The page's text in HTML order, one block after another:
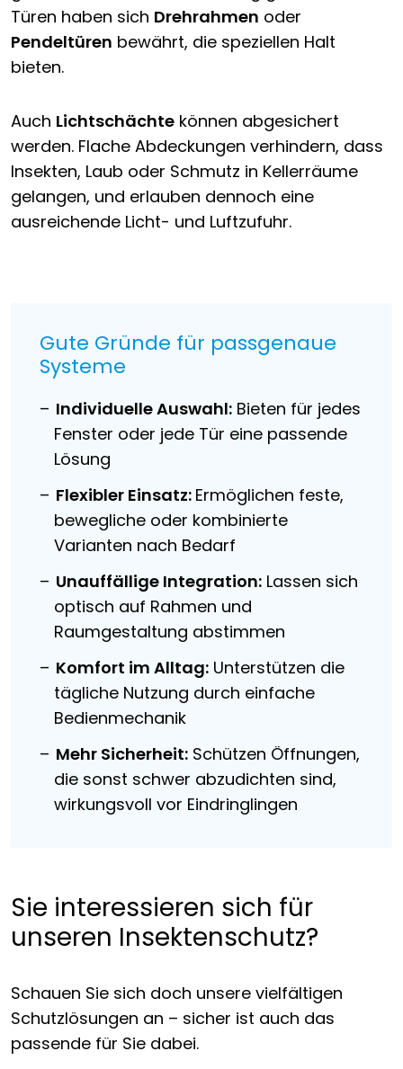
Türen haben sich Drehrahmen oder
Pendeltüren bewährt, die speziellen Halt
bieten.
Auch Lichtschächte können abgesichert
werden. Flache Abdeckungen verhindern, dass
Insekten, Laub oder Schmutz in Kellerräume
gelangen, und erlauben dennoch eine
ausreichende Licht- und Luftzufuhr.
Gute Gründe für passgenaue
Systeme
Individuelle Auswahl: Bieten für jedes
Fenster oder jede Tür eine passende
Lösung
Flexibler Einsatz: Ermöglichen feste,
bewegliche oder kombinierte
Varianten nach Bedarf
Unauffällige Integration: Lassen sich
optisch auf Rahmen und
Raumgestaltung abstimmen
Komfort im Alltag: Unterstützen die
tägliche Nutzung durch einfache
Bedienmechanik
Mehr Sicherheit: Schützen Öffnungen,
die sonst schwer abzudichten sind,
wirkungsvoll vor Eindringlingen
Sie interessieren sich für
unseren Insektenschutz?
Schauen Sie sich doch unsere vielfältigen
Schutzlösungen an – sicher ist auch das
passende für Sie dabei.